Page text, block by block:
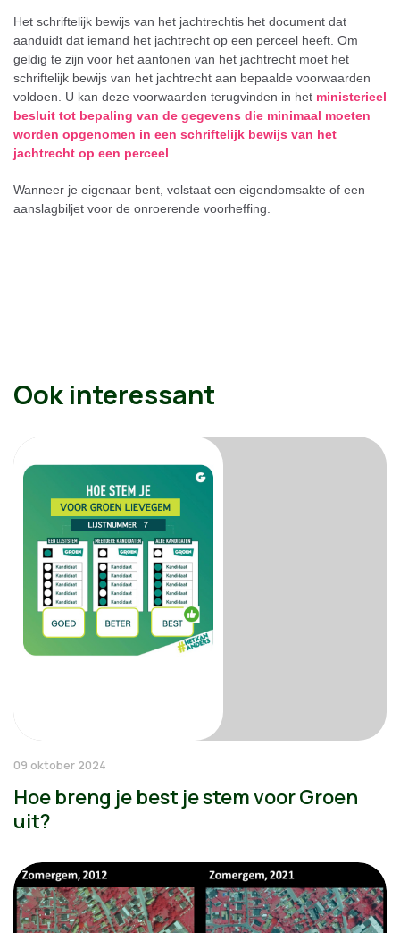
Het schriftelijk bewijs van het jachtrechtis het document dat
aanduidt dat iemand het jachtrecht op een perceel heeft. Om
geldig te zijn voor het aantonen van het jachtrecht moet het
schriftelijk bewijs van het jachtrecht aan bepaalde voorwaarden
voldoen. U kan deze voorwaarden terugvinden in het ministerieel
besluit tot bepaling van de gegevens die minimaal moeten
worden opgenomen in een schriftelijk bewijs van het
jachtrecht op een perceel.
Wanneer je eigenaar bent, volstaat een eigendomsakte of een
aanslagbiljet voor de onroerende voorheffing.
Ook interessant
09 oktober 2024
Hoe breng je best je stem voor Groen
uit?